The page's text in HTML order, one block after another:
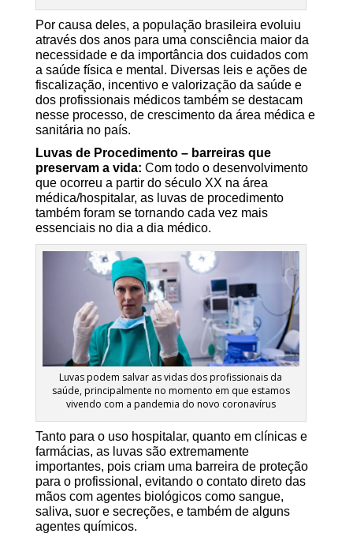
Por causa deles, a população brasileira evoluiu
através dos anos para uma consciência maior da
necessidade e da importância dos cuidados com
a saúde física e mental. Diversas leis e ações de
fiscalização, incentivo e valorização da saúde e
dos profissionais médicos também se destacam
nesse processo, de crescimento da área médica e
sanitária no país.
Luvas de Procedimento – barreiras que
preservam a vida: Com todo o desenvolvimento
que ocorreu a partir do século XX na área
médica/hospitalar, as luvas de procedimento
também foram se tornando cada vez mais
essenciais no dia a dia médico.
Luvas podem salvar as vidas dos profissionais da
saúde, principalmente no momento em que estamos
vivendo com a pandemia do novo coronavírus
Tanto para o uso hospitalar, quanto em clínicas e
farmácias, as luvas são extremamente
importantes, pois criam uma barreira de proteção
para o profissional, evitando o contato direto das
mãos com agentes biológicos como sangue,
saliva, suor e secreções, e também de alguns
agentes químicos.